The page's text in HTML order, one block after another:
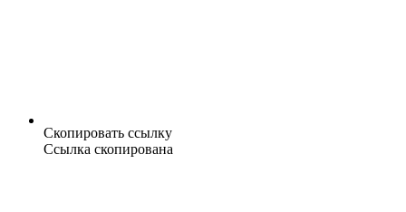
Скопировать ссылку
Ссылка скопирована